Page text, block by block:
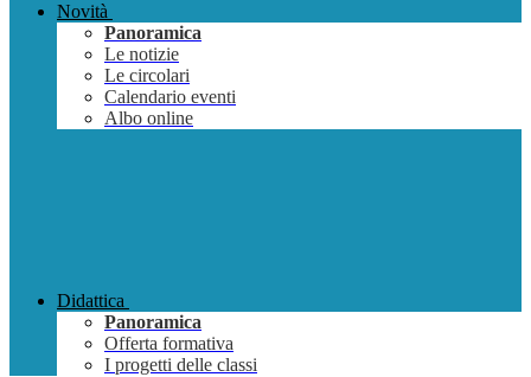
Novità
Panoramica
Le notizie
Le circolari
Calendario eventi
Albo online
Didattica
Panoramica
Offerta formativa
I progetti delle classi